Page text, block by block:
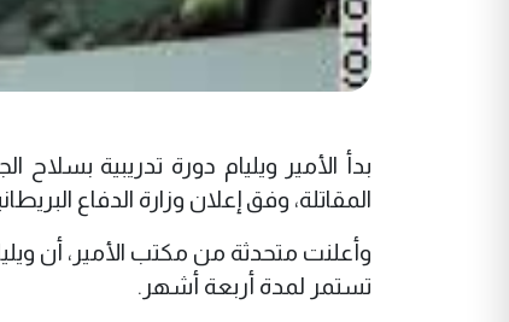
بدأ الأمير ويليام دورة تدريبية بسلاح
المقاتلة، وفق إعلان وزارة الدفاع
وأعلنت متحدثة من مكتب الأمير، أن
تستمر لمدة أربعة أشهر.